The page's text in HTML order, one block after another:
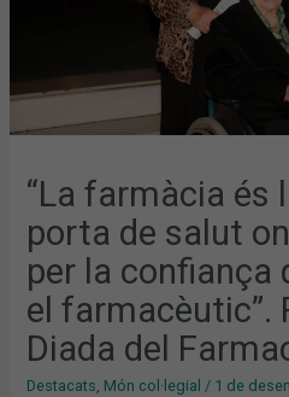
“La farmàcia és
porta de salut
per la confiança
el farmacèutic”.
Diada del
Destacats, Món col·legial / 1 de
EL
FARMACÈUTIC”.
REFLEXIONS
DIADA
DEL
FARMACÈUTIC
2025